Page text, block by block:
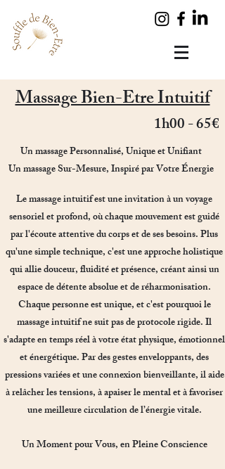
Massage Bien-Etre Intuitif
1h00 - 65€
Un massagePersonnalisé, Unique et Unifiant
Un massage Sur-Mesure, Inspiré par Votre Énergie
Le massage intuitif est une invitation à un voyage
sensoriel et profond, où chaque mouvement est guidé
par l'écoute attentive du corps et de ses besoins. Plus
qu'une simple technique, c'est une approche holistique
qui allie douceur, fluidité et présence, créant ainsi un
espace de détente absolue et de réharmonisation.
Chaque personne est unique, et c'est pourquoi le
massage intuitif ne suit pas de protocole rigide. Il
s'adapte en temps réel à votre état physique, émotionnel
et énergétique. Par des gestes enveloppants, des
pressions variées et une connexion bienveillante, il aide
à relâcher les tensions, à apaiser le mental et à favoriser
une meilleure circulation de l’énergie vitale.
Un Moment pour Vous, en Pleine Conscience